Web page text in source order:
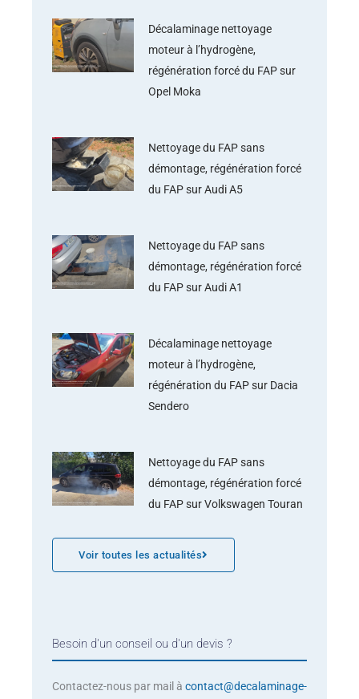
Décalaminage nettoyage
moteur à l’hydrogène,
régénération forcé du FAP sur
Opel Moka
Nettoyage du FAP sans
démontage, régénération forcé
du FAP sur Audi A5
Nettoyage du FAP sans
démontage, régénération forcé
du FAP sur Audi A1
Décalaminage nettoyage
moteur à l’hydrogène,
régénération du FAP sur Dacia
Sendero
Nettoyage du FAP sans
démontage, régénération forcé
du FAP sur Volkswagen Touran
Voir toutes les actualités
Besoin d'un conseil ou d'un devis ?
Contactez-nous par mail à contact@decalaminage-